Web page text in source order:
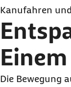
Kanufahren
Einem
Die Bewegung